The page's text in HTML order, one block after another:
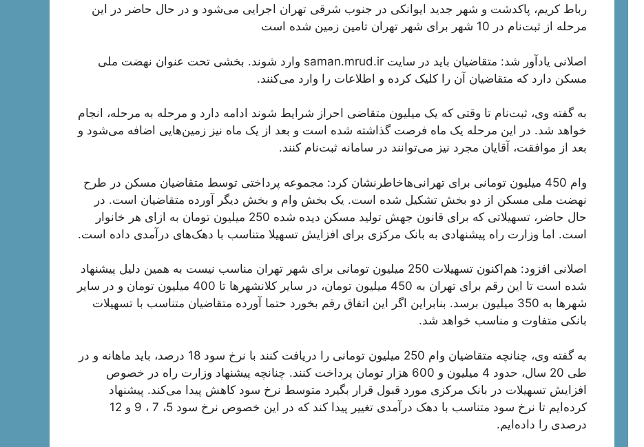
رباط کریم، پاکدشت و شهر جدید ایوانکی در جنوب شرقی تهران اجرایی می‌شود و در حال حاضر در این
مرحله از ثبت‌نام در 10 شهر برای شهر تهران تامین زمین شده است
اصلانی یادآور شد: متقاضیان باید در سایت saman.mrud.ir وارد شوند. بخشی تحت عنوان نهضت ملی
مسکن دارد که متقاضیان آن را کلیک کرده و اطلاعات را وارد می‌کنند.
به گفته وی، ثبت‌نام تا وقتی که یک میلیون متقاضی احراز شرایط شوند ادامه دارد و مرحله به مرحله، انجام
خواهد شد. در این مرحله یک ماه فرصت گذاشته شده است و بعد از یک ماه نیز زمین‌هایی اضافه می‌شود و
بعد از موافقت، آقایان مجرد نیز می‌توانند در سامانه ثبت‌نام کنند.
وام 450 میلیون تومانی برای تهرانی‌هاخاطرنشان کرد: مجموعه پرداختی توسط متقاضیان مسکن در طرح
نهضت ملی مسکن از دو بخش تشکیل شده است. یک بخش وام و بخش دیگر آورده متقاضیان است. در
حال حاضر، تسهیلاتی که برای قانون جهش تولید مسکن دیده شده 250 میلیون تومان به ازای هر خانوار
است. اما وزارت راه پیشنهادی به بانک مرکزی برای افزایش تسهیلا متناسب با دهک‌های درآمدی داده است.
اصلانی افزود: هم‌اکنون تسهیلات 250 میلیون تومانی برای شهر تهران مناسب نیست به همین دلیل پیشنهاد
شده است تا این رقم برای تهران به 450 میلیون تومان، در سایر کلانشهرها تا 400 میلیون تومان و در سایر
شهرها به 350 میلیون برسد. بنابراین اگر این اتفاق رقم بخورد حتما آورده متقاضیان متناسب با تسهیلات
بانکی متفاوت و مناسب خواهد شد.
به گفته وی، چنانچه متقاضیان وام 250 میلیون تومانی را دریافت کنند با نرخ سود 18 درصد، باید ماهانه و در
طی 20 سال، حدود 4 میلیون و 600 هزار تومان پرداخت کنند. چنانچه پیشنهاد وزارت راه در خصوص
افزایش تسهیلات در بانک مرکزی مورد قبول قرار بگیرد متوسط نرخ سود کاهش پیدا می‌کند. پیشنهاد
کرده‌ایم تا نرخ سود متناسب با دهک درآمدی تغییر پیدا کند که در این خصوص نرخ سود 5، 7 ، 9 و 12
درصدی را داده‌ایم.